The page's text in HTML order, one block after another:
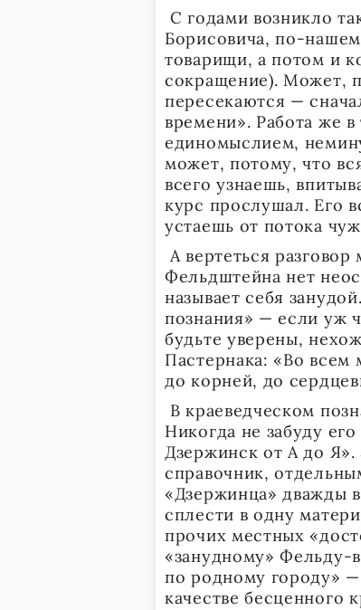
С годами возникло
Борисовича, по-
товарищи, а потом и
сокращение). Может,
пересекаются —
времени». Работа же
единомыслием,
может, потому, что
всего узнаешь,
курс прослушал. Его
устаешь от потока
А вертеться
Фельдштейна нет
называет себя
познания» — если уж
будьте уверены,
Пастернака: «Во всем
до корней, до
В краеведческом
Никогда не забуду
Дзержинск от А до
справочник,
«Дзержинца» дважды
сплести в одну
прочих местных
«занудному» Фельду-
по родному городу»
качестве бесценного